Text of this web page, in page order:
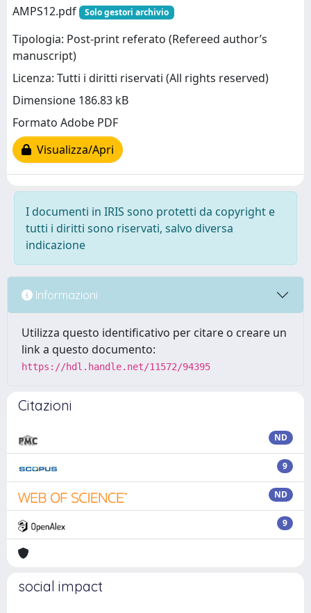
AMPS12.pdf
Solo gestori archivio
Tipologia: Post-print referato (Refereed author’s
manuscript)
Licenza: Tutti i diritti riservati (All rights reserved)
Dimensione 186.83 kB
Formato Adobe PDF
Visualizza/Apri
I documenti in IRIS sono protetti da copyright e
tutti i diritti sono riservati, salvo diversa
indicazione
Informazioni
Utilizza questo identificativo per citare o creare un
link a questo documento:
https://hdl.handle.net/11572/94395
Citazioni
ND
9
ND
9
social impact